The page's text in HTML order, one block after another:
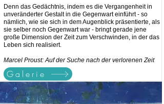
Denn das Gedächtnis, indem es die Vergangenheit in
unveränderter Gestalt in die Gegenwart einführt - so
nämlich, wie sie sich in dem Augenblick präsentierte, als
sie selber noch Gegenwart war - bringt gerade jene
große Dimension der Zeit zum Verschwinden, in der das
Leben sich realisiert.
Marcel Proust: Auf der Suche nach der verlorenen Zeit
Galerie